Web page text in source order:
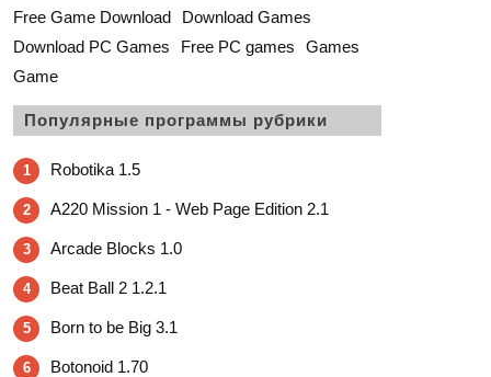
Free Game Download
Download Games
Download PC Games
Free PC games
Games
Game
Популярные программы рубрики
1 Robotika 1.5
2 A220 Mission 1 - Web Page Edition 2.1
3 Arcade Blocks 1.0
4 Beat Ball 2 1.2.1
5 Born to be Big 3.1
6 Botonoid 1.70